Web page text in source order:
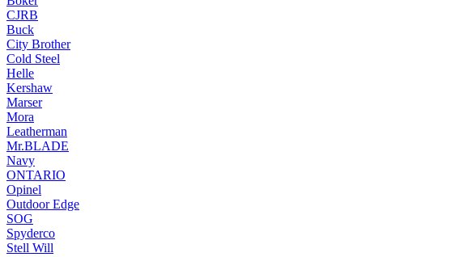
CJRB
Buck
City Brother
Cold Steel
Helle
Kershaw
Marser
Mora
Leatherman
Mr.BLADE
Navy
ONTARIO
Opinel
Outdoor Edge
SOG
Spyderco
Stell Will